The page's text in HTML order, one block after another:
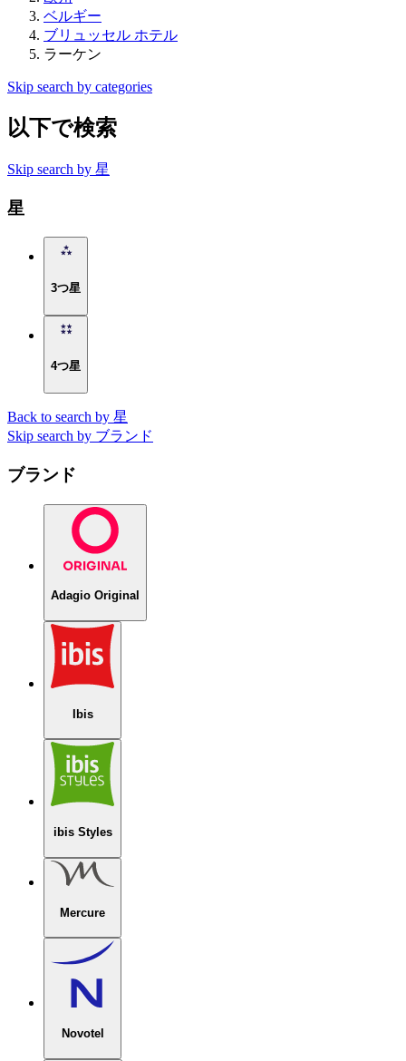
ベルギー
ブリュッセル ホテル
ラーケン
Skip search by categories
以下で検索
Skip search by 星
星
3つ星
4つ星
Back to search by 星
Skip search by ブランド
ブランド
Adagio Original
Ibis
ibis Styles
Mercure
Novotel